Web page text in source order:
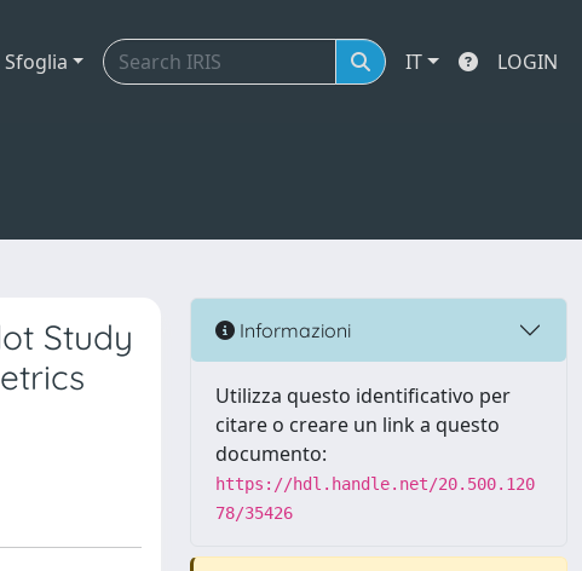
Sfoglia IT LOGIN
Study
Informazioni
Utilizza questo identificativo per
citare o creare un link a questo
documento:
https://hdl.handle.net/20.500.120
78/35426